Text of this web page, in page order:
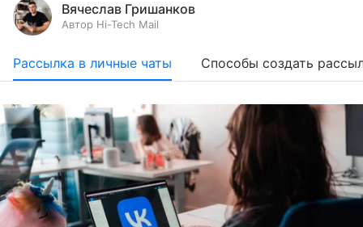
Вячеслав Гришанков
Автор Hi-Tech Mail
Рассылка в личные чаты Cпособы создать